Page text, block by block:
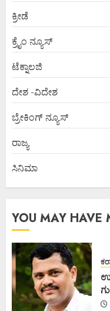
ಕ್ರೀಡೆ
ಕ್ರೈಂ ನ್ಯೂಸ್
ಟೆಕ್ನಾಲಜಿ
ದೇಶ -ವಿದೇಶ
ಬ್ರೇಕಿಂಗ್ ನ್ಯೂಸ್
ರಾಜ್ಯ
ಸಿನಿಮಾ
YOU MAY HAVE